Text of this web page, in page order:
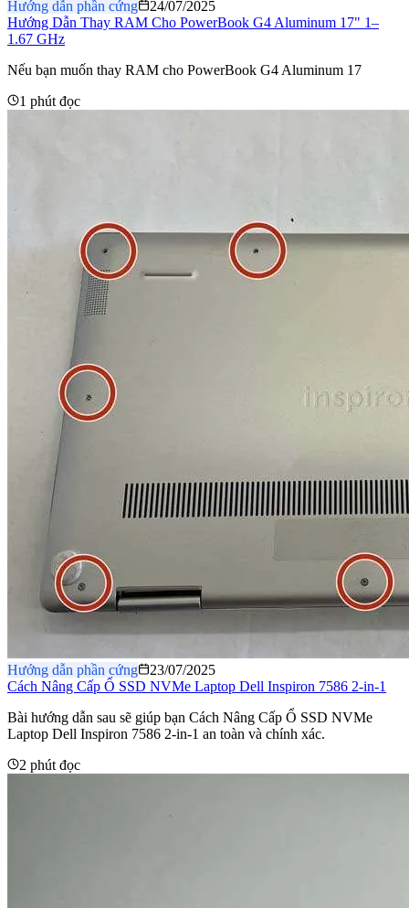
Hướng dẫn phần cứng
24/07/2025
Hướng Dẫn Thay RAM Cho PowerBook G4 Aluminum 17" 1–
1.67 GHz
Nếu bạn muốn thay RAM cho PowerBook G4 Aluminum 17
1 phút đọc
Hướng dẫn phần cứng
23/07/2025
Cách Nâng Cấp Ổ SSD NVMe Laptop Dell Inspiron 7586 2-in-1
Bài hướng dẫn sau sẽ giúp bạn Cách Nâng Cấp Ổ SSD NVMe
Laptop Dell Inspiron 7586 2-in-1 an toàn và chính xác.
2 phút đọc